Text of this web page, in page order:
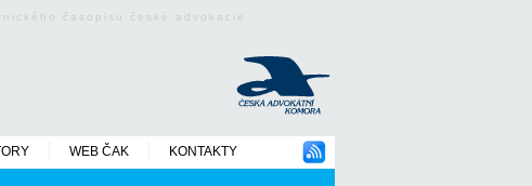
časopisu české advokacie
WEB ČAK KONTAKTY